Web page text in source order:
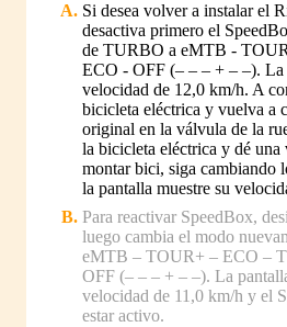
Si desea volver a instalar el
desactiva primero el
de TURBO a eMTB -
ECO - OFF (– – – + – –). La
velocidad de 12,0 km/h. A
bicicleta eléctrica y vuelva a
original en la válvula de la
la bicicleta eléctrica y dé
montar bici, siga cambiando
la pantalla muestre su
Para reactivar SpeedBox,
luego cambia el modo
eMTB – TOUR+ – ECO –
OFF (– – – + – –). La
velocidad de 11,0 km/h y el
estar activo.